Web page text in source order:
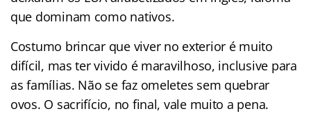
que dominam como nativos.
Costumo brincar que viver no exterior é muito
difícil, mas ter vivido é maravilhoso, inclusive para
as famílias. Não se faz omeletes sem quebrar
ovos. O sacrifício, no final, vale muito a pena.